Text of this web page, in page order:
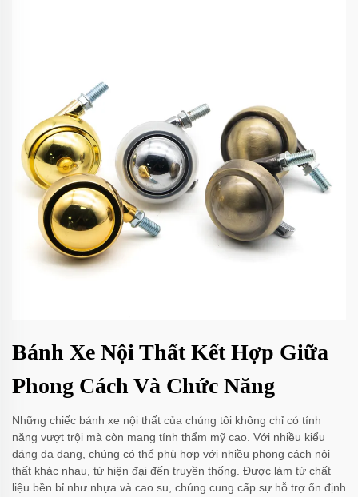
Bánh Xe Nội Thất Kết Hợp Giữa
Phong Cách Và Chức Năng
Những chiếc bánh xe nội thất của chúng tôi không chỉ có tính
năng vượt trội mà còn mang tính thẩm mỹ cao. Với nhiều kiểu
dáng đa dạng, chúng có thể phù hợp với nhiều phong cách nội
thất khác nhau, từ hiện đại đến truyền thống. Được làm từ chất
liệu bền bỉ như nhựa và cao su, chúng cung cấp sự hỗ trợ ổn định